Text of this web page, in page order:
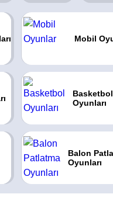
Mobil
Basketbol
Oyunları
Balon
Oyunları